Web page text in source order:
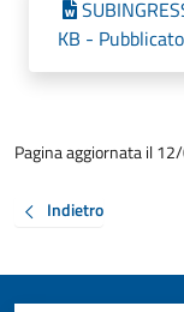
KB -
Pagina aggiornata il
Indietro